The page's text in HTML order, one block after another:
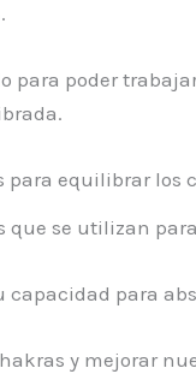
poder
para equilibrar los
que se utilizan
para
y mejorar